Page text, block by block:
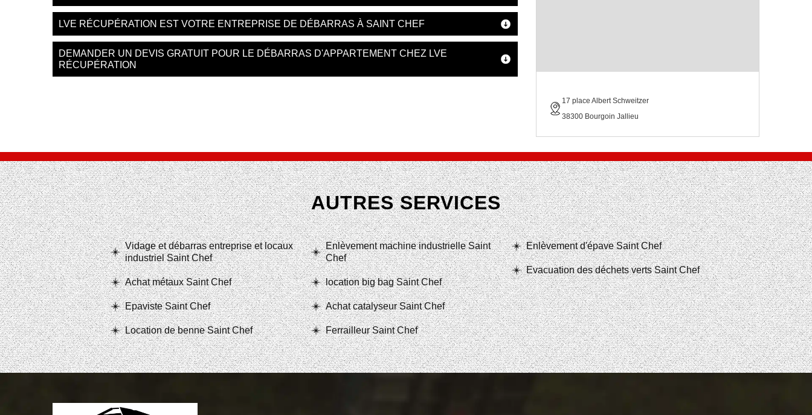
LVE RÉCUPÉRATION EST VOTRE ENTREPRISE DE DÉBARRAS À SAINT CHEF
DEMANDER UN DEVIS GRATUIT POUR LE DÉBARRAS D'APPARTEMENT CHEZ LVE
RÉCUPÉRATION
17 place Albert Schweitzer
38300 Bourgoin Jallieu
AUTRES SERVICES
Vidage et débarras entreprise et locaux
industriel Saint Chef
Achat métaux Saint Chef
Epaviste Saint Chef
Location de benne Saint Chef
Enlèvement machine industrielle Saint
Chef
location big bag Saint Chef
Achat catalyseur Saint Chef
Ferrailleur Saint Chef
Enlèvement d'épave Saint Chef
Evacuation des déchets verts Saint Chef